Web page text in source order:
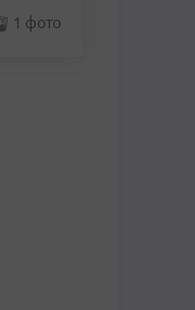
1 фото